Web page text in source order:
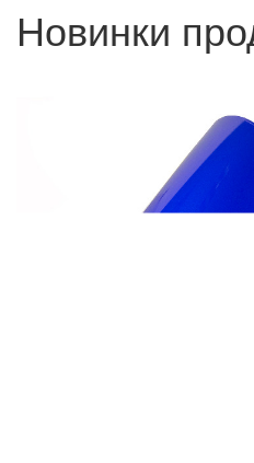
Новинки